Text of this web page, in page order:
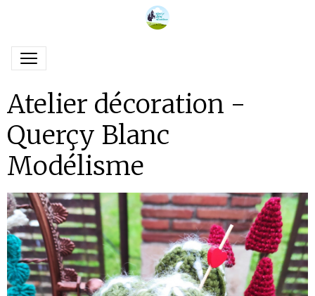
Atelier décoration -
Querçy Blanc
Modélisme